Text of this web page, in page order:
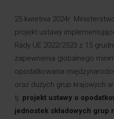
25 kwietnia 2024r.
projekt ustawy
Rady UE 2022/2523 z 15
zapewnienia globalnego
opodatkowania
oraz dużych grup krajowych w
tj. projekt ustawy o
jednostek składowych grup